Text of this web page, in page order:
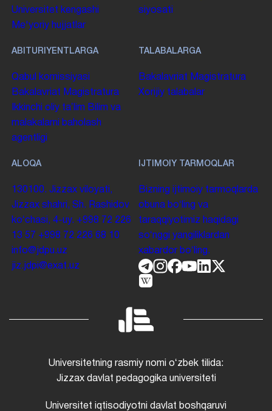
Universitet kengashi
Me'yoriy hujjatlar
siyosati
ABITURIYENTLARGA
Qabul komissiyasi
Bakalavriat Magistratura
Ikkinchi oliy taʼlim Bilim va
malakalarni baholash
agentligi
TALABALARGA
Bakalavriat Magistratura
Xorijiy talabalar
ALOQA
130100. Jizzax viloyati,
Jizzax shahri, Sh. Rashidov
koʻchasi, 4-uy. +998 72 226
13 57 +998 72 226 68 10
info@jdpu.uz
jiz.jdpi@exat.uz
IJTIMOIY TARMOQLAR
Bizning ijtimoiy tarmoqlarda
obuna boʻling va
taraqqiyotimiz haqidagi
soʻnggi yangiliklardan
xabardor boʻling.
Universitetning rasmiy nomi oʻzbek tilida:
Jizzax davlat pedagogika universiteti
Universitet iqtisodiyotni davlat boshqaruvi